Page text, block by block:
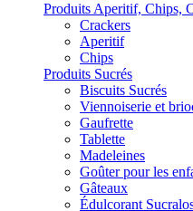
Produits Aperitif, Chips,
Crackers
Aperitif
Chips
Produits Sucrés
Biscuits Sucrés
Viennoiserie et
Gaufrette
Tablette
Madeleines
Goûter pour les
Gâteaux
Édulcorant